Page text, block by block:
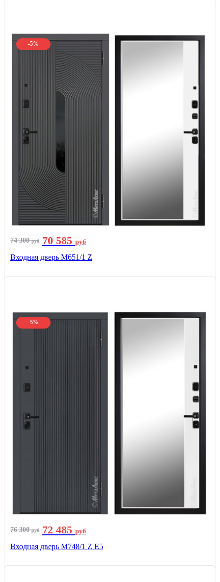
-5%
74 300руб 70 585 руб
Входная дверь М651/1 Z
-5%
76 300руб 72 485 руб
Входная дверь М748/1 Z Е5